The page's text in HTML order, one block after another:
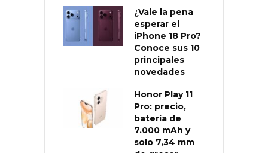
¿Vale la pena
esperar el
iPhone 18 Pro?
Conoce sus 10
principales
novedades
Honor Play 11
Pro: precio,
batería de
7.000 mAh y
solo 7,34 mm